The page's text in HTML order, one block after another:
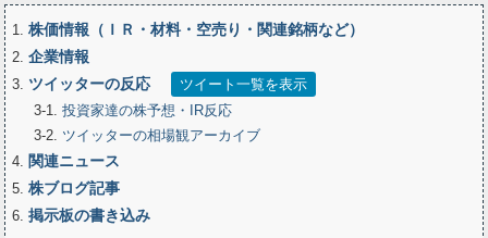
1 株価情報（ＩＲ・材料・空売り・関連銘柄など）
2 企業情報
3 ツイッターの反応
ツイート一覧を表示
3-1 投資家達の株予想・IR反応
3-2 ツイッターの相場観アーカイブ
4
関連ニュース
5 株ブログ記事
6 掲示板の書き込み